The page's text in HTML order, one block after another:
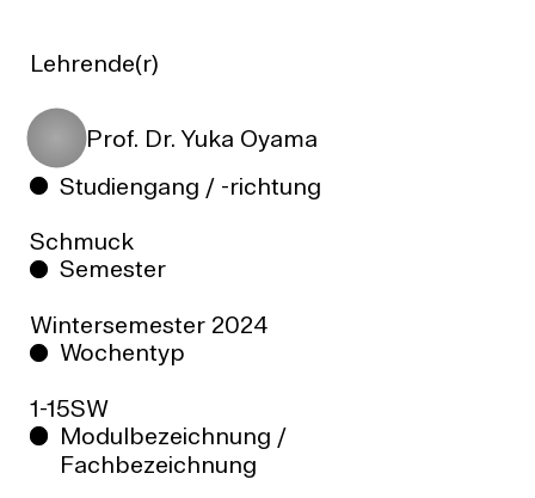
Lehrende(r)
Prof. Dr. Yuka Oyama
Studiengang / -richtung
Schmuck
Semester
Wintersemester 2024
Wochentyp
1-15SW
Modulbezeichnung /
Fachbezeichnung